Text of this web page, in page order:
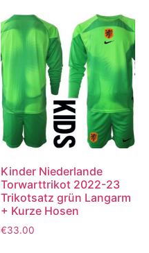
Kinder Niederlande
Torwarttrikot 2022-23
Trikotsatz grün Langarm
+ Kurze Hosen
€33.00